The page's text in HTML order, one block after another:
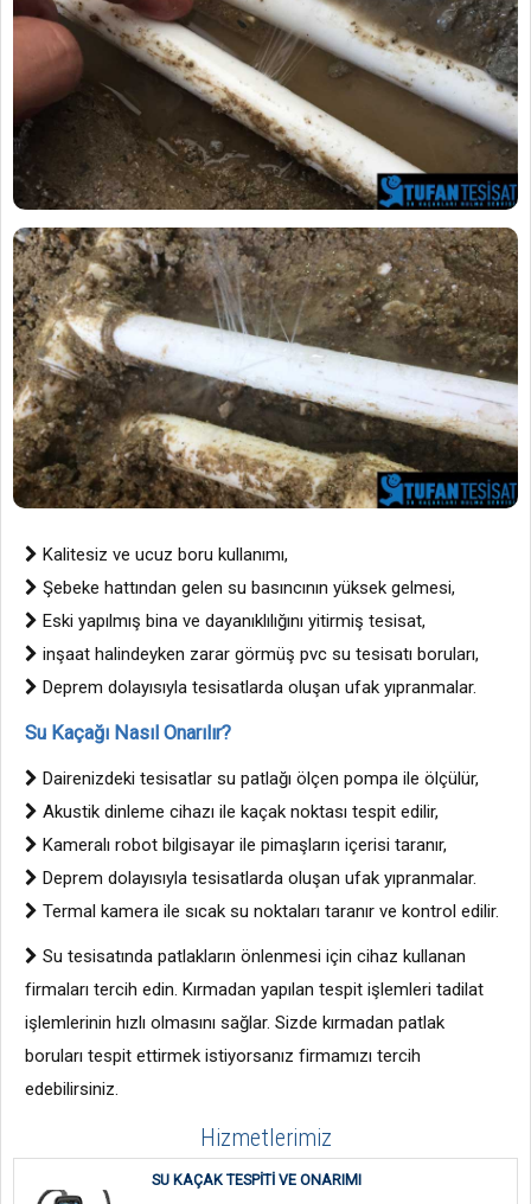
Kalitesiz ve ucuz boru kullanımı,
Şebeke hattından gelen su basıncının yüksek gelmesi,
Eski yapılmış bina ve dayanıklılığını yitirmiş tesisat,
inşaat halindeyken zarar görmüş pvc su tesisatı boruları,
Deprem dolayısıyla tesisatlarda oluşan ufak yıpranmalar.
Su Kaçağı Nasıl Onarılır?
Dairenizdeki tesisatlar su patlağı ölçen pompa ile ölçülür,
Akustik dinleme cihazı ile kaçak noktası tespit edilir,
Kameralı robot bilgisayar ile pimaşların içerisi taranır,
Deprem dolayısıyla tesisatlarda oluşan ufak yıpranmalar.
Termal kamera ile sıcak su noktaları taranır ve kontrol edilir.
Su tesisatında patlakların önlenmesi için cihaz kullanan
firmaları tercih edin. Kırmadan yapılan tespit işlemleri tadilat
işlemlerinin hızlı olmasını sağlar. Sizde kırmadan patlak
boruları tespit ettirmek istiyorsanız firmamızı tercih
edebilirsiniz.
Hizmetlerimiz
SU KAÇAK TESPITI VE ONARIMI